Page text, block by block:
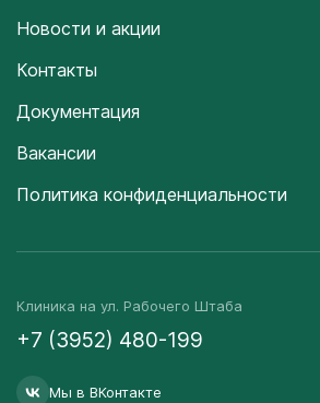
Новости и акции
Контакты
Документация
Вакансии
Политика конфиденциальности
Клиника на ул. Рабочего Штаба
+7 (3952) 480-199
Мы в ВКонтакте